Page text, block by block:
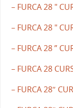
– FURCA 28 "
– FURCA 28 "
– FURCA 28 ”
– FURCA 28
– FURCA 28″